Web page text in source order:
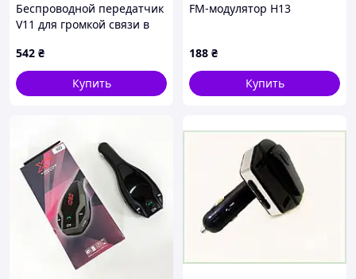
Беспроводной передатчик
V11 для громкой связи в
542 ₴
Купить
FM-модулятор H13
188 ₴
Купить